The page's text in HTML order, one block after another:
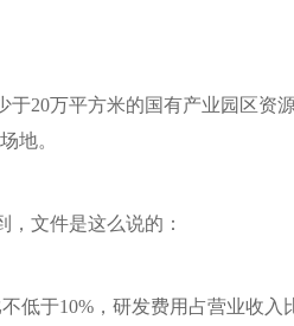
20万平方米的国有产业园区资
地。
文件是这么说的：
低于10%，研发费用占营业收